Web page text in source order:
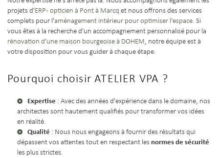
projets d'ERP - opticien à Pont à Marcq et nous offrons des services
complets pour l'aménagement intérieur pour optimiser l'espace. Si
vous êtes à la recherche d'un accompagnement personnalisé pour la
rénovation d'une maison bourgeoise à DOHEM, notre équipe est à
votre disposition pour vous guider à chaque étape.
Pourquoi choisir ATELIER VPA ?
Expertise : Avec des années d'expérience dans le domaine, nos
architectes sont hautement qualifiés pour transformer vos idées
en réalité.
Qualité : Nous nous engageons à fournir des résultats qui
dépassent vos attentes tout en respectant les normes de sécurité
les plus strictes.